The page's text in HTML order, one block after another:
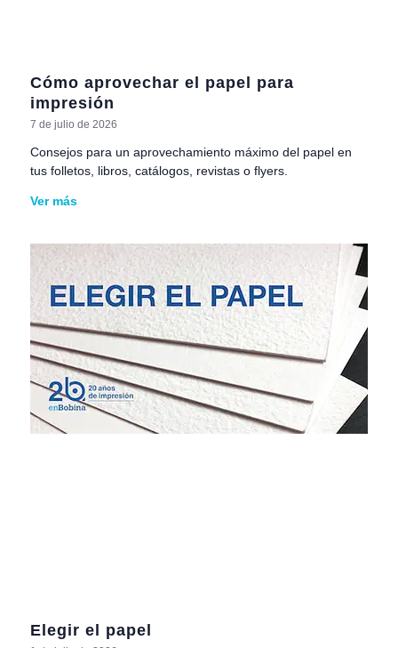
Cómo aprovechar el papel para
impresión
7 de julio de 2026
Consejos para un aprovechamiento máximo del papel en
tus folletos, libros, catálogos, revistas o flyers.
Ver más
Elegir el papel